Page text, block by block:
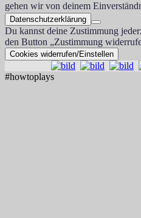
gehen wir von deinem
Datenschutzerklärung
Du kannst deine Zustimmung
den Button „Zustimmung
Cookies widerrufen/Einstellen
#howtoplays